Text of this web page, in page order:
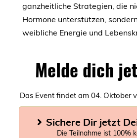
ganzheitliche Strategien, die
Hormone unterstützen,
weibliche Energie und
Melde dich
Das Event findet am 04. Oktober
Sichere Dir jetzt
Die Teilnahme ist 100%